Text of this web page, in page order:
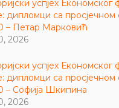
успјех Економског
дипломци са просјечном
– Петар Марковић
2026
успјех Економског
дипломци са просјечном
– Софија Шкипина
2026